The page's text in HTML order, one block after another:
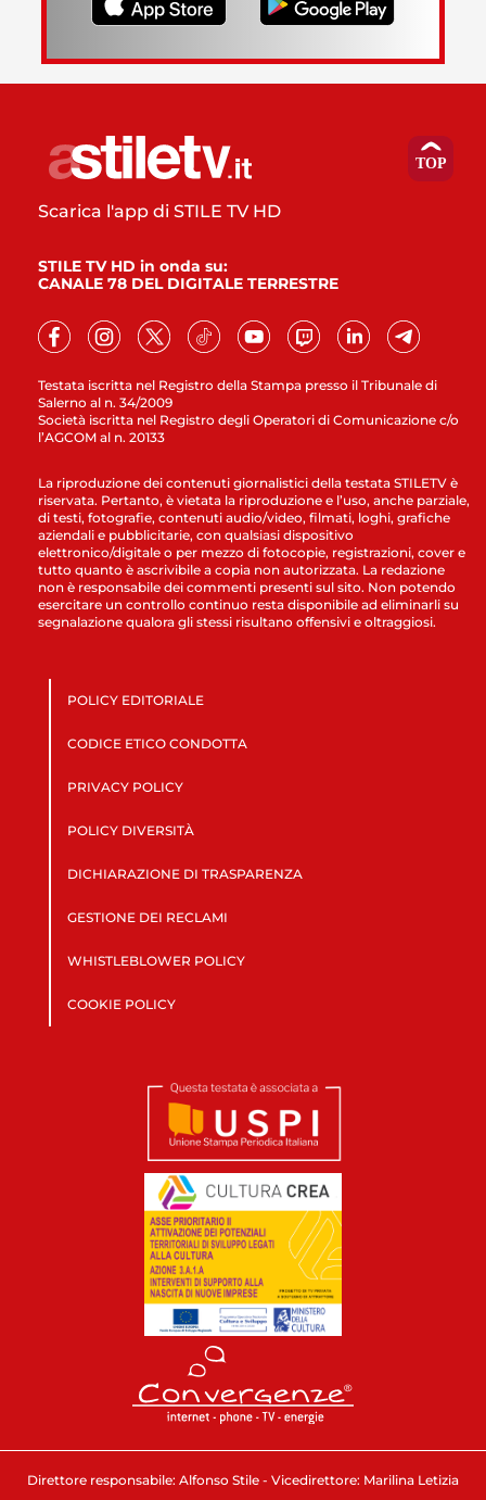
Testata iscritta nel Registro della Stampa presso il Tribunale di
Salerno al n. 34/2009
Società iscritta nel Registro degli Operatori di Comunicazione c/o
l’AGCOM al n. 20133
Scarica l'app di STILE TV HD
STILE TV HD in onda su:
CANALE 78 DEL DIGITALE TERRESTRE
La riproduzione dei contenuti giornalistici della testata STILETV è
riservata. Pertanto, è vietata la riproduzione e l’uso, anche parziale,
di testi, fotografie, contenuti audio/video, filmati, loghi, grafiche
aziendali e pubblicitarie, con qualsiasi dispositivo
elettronico/digitale o per mezzo di fotocopie, registrazioni, cover e
tutto quanto è ascrivibile a copia non autorizzata. La redazione
non è responsabile dei commenti presenti sul sito. Non potendo
esercitare un controllo continuo resta disponibile ad eliminarli su
segnalazione qualora gli stessi risultano offensivi e oltraggiosi.
POLICY EDITORIALE
CODICE ETICO CONDOTTA
PRIVACY POLICY
POLICY DIVERSITÀ
DICHIARAZIONE DI TRASPARENZA
GESTIONE DEI RECLAMI
WHISTLEBLOWER POLICY
COOKIE POLICY
Direttore responsabile: Alfonso Stile - Vicedirettore: Marilina Letizia